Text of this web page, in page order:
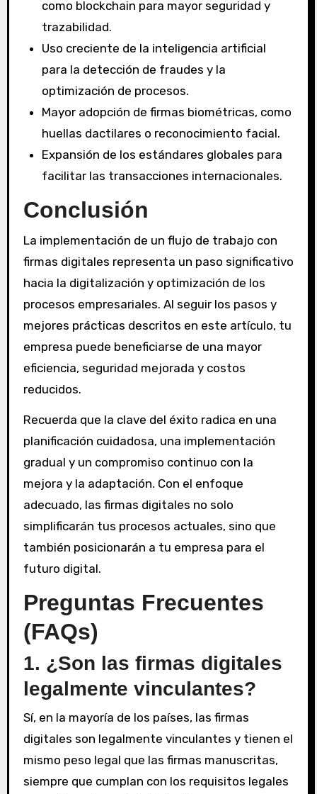
como blockchain para mayor seguridad y
trazabilidad.
Uso creciente de la inteligencia artificial
para la detección de fraudes y la
optimización de procesos.
Mayor adopción de firmas biométricas, como
huellas dactilares o reconocimiento facial.
Expansión de los estándares globales para
facilitar las transacciones internacionales.
Conclusión
La implementación de un flujo de trabajo con
firmas digitales representa un paso significativo
hacia la digitalización y optimización de los
procesos empresariales. Al seguir los pasos y
mejores prácticas descritos en este artículo, tu
empresa puede beneficiarse de una mayor
eficiencia, seguridad mejorada y costos
reducidos.
Recuerda que la clave del éxito radica en una
planificación cuidadosa, una implementación
gradual y un compromiso continuo con la
mejora y la adaptación. Con el enfoque
adecuado, las firmas digitales no solo
simplificarán tus procesos actuales, sino que
también posicionarán a tu empresa para el
futuro digital.
Preguntas Frecuentes
(FAQs)
1. ¿Son las firmas digitales
legalmente vinculantes?
Sí, en la mayoría de los países, las firmas
digitales son legalmente vinculantes y tienen el
mismo peso legal que las firmas manuscritas,
siempre que cumplan con los requisitos legales